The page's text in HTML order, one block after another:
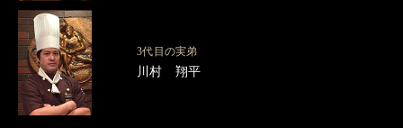
3代目の実弟
川村 翔平